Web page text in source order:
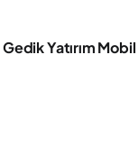
Gedik Yatırım Mobil